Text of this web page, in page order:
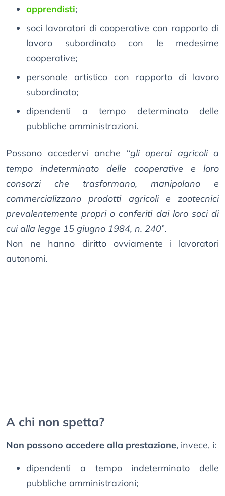
apprendisti;
soci lavoratori di cooperative con rapporto di
lavoro subordinato con le medesime
cooperative;
personale artistico con rapporto di lavoro
subordinato;
dipendenti a tempo determinato delle
pubbliche amministrazioni.
Possono accedervi anche “gli operai agricoli a
tempo indeterminato delle cooperative e loro
consorzi che trasformano, manipolano e
commercializzano prodotti agricoli e zootecnici
prevalentemente propri o conferiti dai loro soci di
cui alla legge 15 giugno 1984, n. 240”.
Non ne hanno diritto ovviamente i lavoratori
autonomi.
A chi non spetta?
Non possono accedere alla prestazione, invece, i:
dipendenti a tempo indeterminato delle
pubbliche amministrazioni;